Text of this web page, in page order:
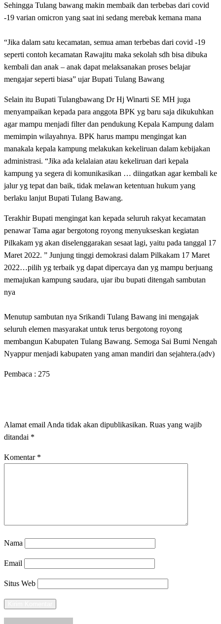
Sehingga Tulang bawang makin membaik dan terbebas dari covid
-19 varian omicron yang saat ini sedang merebak kemana mana
“Jika dalam satu kecamatan, semua aman terbebas dari covid -19
seperti contoh kecamatan Rawajitu maka sekolah sdh bisa dibuka
kembali dan anak – anak dapat melaksanakan proses belajar
mengajar seperti biasa” ujar Bupati Tulang Bawang
Selain itu Bupati Tulangbawang Dr Hj Winarti SE MH juga
menyampaikan kepada para anggota BPK yg baru saja dikukuhkan
agar mampu menjadi filter dan pendukung Kepala Kampung dalam
memimpin wilayahnya. BPK harus mampu mengingat kan
manakala kepala kampung melakukan kekeliruan dalam kebijakan
administrasi. “Jika ada kelalaian atau kekeliruan dari kepala
kampung ya segera di komunikasikan … diingatkan agar kembali ke
jalur yg tepat dan baik, tidak melawan ketentuan hukum yang
berlaku lanjut Bupati Tulang Bawang.
Terakhir Bupati mengingat kan kepada seluruh rakyat kecamatan
penawar Tama agar bergotong royong menyukseskan kegiatan
Pilkakam yg akan diselenggarakan sesaat lagi, yaitu pada tanggal 17
Maret 2022. ” Junjung tinggi demokrasi dalam Pilkakam 17 Maret
2022…pilih yg terbaik yg dapat dipercaya dan yg mampu berjuang
memajukan kampung saudara, ujar ibu bupati ditengah sambutan
nya
Menutup sambutan nya Srikandi Tulang Bawang ini mengajak
seluruh elemen masyarakat untuk terus bergotong royong
membangun Kabupaten Tulang Bawang. Semoga Sai Bumi Nengah
Nyappur menjadi kabupaten yang aman mandiri dan sejahtera.(adv)
Pembaca : 275
Alamat email Anda tidak akan dipublikasikan. Ruas yang wajib
ditandai *
Komentar *
Nama
Email
Situs Web